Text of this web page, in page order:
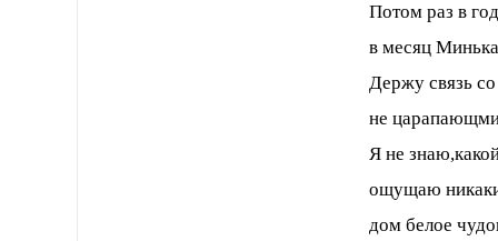
Потом раз в
в месяц
Держу связь
не
Я не
ощущаю
дом белое